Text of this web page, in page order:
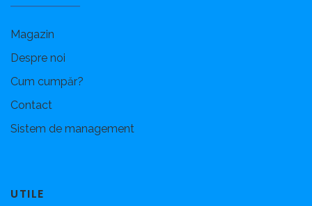
Magazin
Despre noi
Cum cumpăr?
Contact
Sistem de management
UTILE